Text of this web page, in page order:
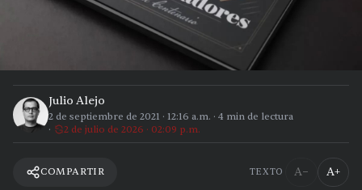
Julio Alejo
2 de septiembre de 2021 · 12:16 a.m. · 4 min de lectura
2 de julio de 2026 · 02:09 p.m.
COMPARTIR TEXTO A− A+